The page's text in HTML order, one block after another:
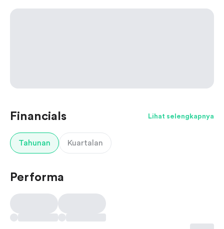
Financials Lihat selengkapnya
Tahunan Kuartalan
Performa